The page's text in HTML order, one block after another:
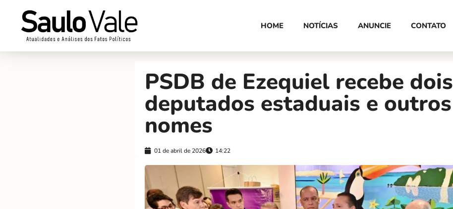
HOME NOTÍCIAS ANUNCIE CONTATO
PSDB de Ezequiel recebe dois
deputados estaduais e outros
nomes
01 de abril de 2026 14:22